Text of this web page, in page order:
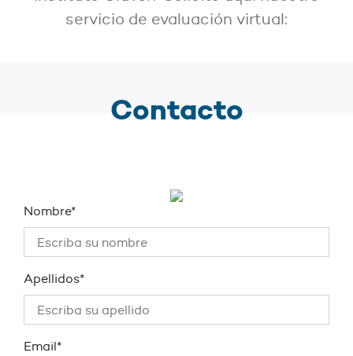
servicio de evaluación virtual:
Contacto
Nombre*
Apellidos*
Email*